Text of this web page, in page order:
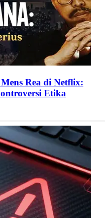
Rea di Netflix: